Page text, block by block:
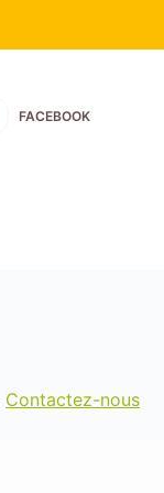
FACEBOOK
Contactez-nous